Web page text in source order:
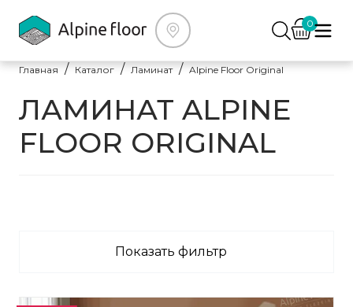
0
Главная Каталог Ламинат Alpine Floor Original
ЛАМИНАТ ALPINE
FLOOR ORIGINAL
Показать фильтр